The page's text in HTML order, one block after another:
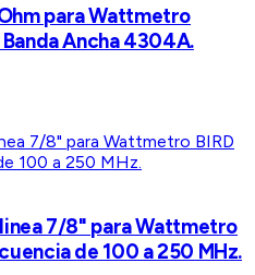
para Wattmetro
Ancha 4304A.
7/8" para Wattmetro
de 100 a 250 MHz.